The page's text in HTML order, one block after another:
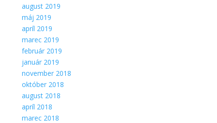
august 2019
máj 2019
apríl 2019
marec 2019
február 2019
január 2019
november 2018
október 2018
august 2018
apríl 2018
marec 2018
spôsobu
používania
webovej
stránky.